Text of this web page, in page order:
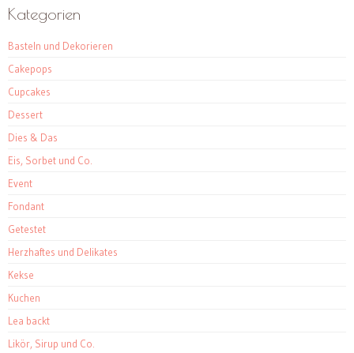
Kategorien
Basteln und Dekorieren
Cakepops
Cupcakes
Dessert
Dies & Das
Eis, Sorbet und Co.
Event
Fondant
Getestet
Herzhaftes und Delikates
Kekse
Kuchen
Lea backt
Likör, Sirup und Co.